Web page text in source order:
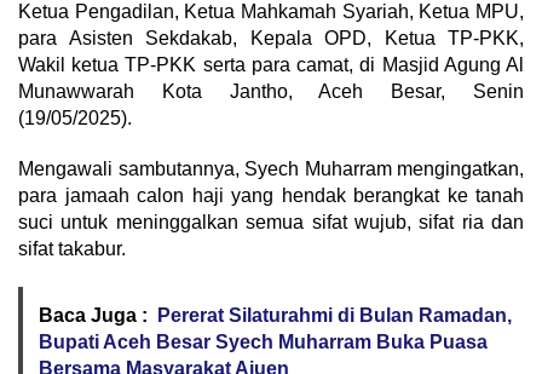
Ketua Pengadilan, Ketua Mahkamah Syariah, Ketua MPU,
para Asisten Sekdakab, Kepala OPD, Ketua TP-PKK,
Wakil ketua TP-PKK serta para camat, di Masjid Agung Al
Munawwarah Kota Jantho, Aceh Besar, Senin
(19/05/2025).
Mengawali sambutannya, Syech Muharram mengingatkan,
para jamaah calon haji yang hendak berangkat ke tanah
suci untuk meninggalkan semua sifat wujub, sifat ria dan
sifat takabur.
Baca Juga :
Pererat Silaturahmi di Bulan Ramadan,
Bupati Aceh Besar Syech Muharram Buka Puasa
Bersama Masyarakat Ajuen